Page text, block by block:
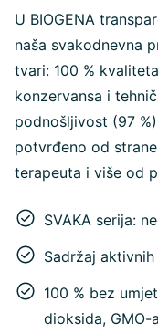
U BIOGENA
naša svakodnevna
tvari: 100 %
konzervansa i
podnošljivost (97
potvrđeno od
terapeuta i više od
SVAKA serija:
Sadržaj
100 % bez
dioksida, GMO-